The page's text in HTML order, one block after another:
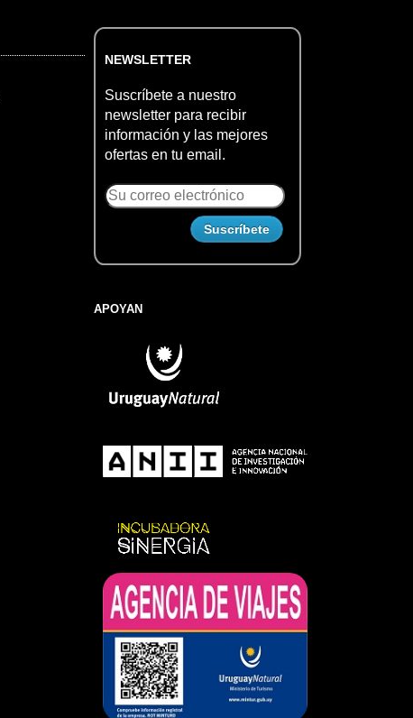
NEWSLETTER
Suscríbete a nuestro
newsletter para recibir
información y las mejores
ofertas en tu email.
APOYAN